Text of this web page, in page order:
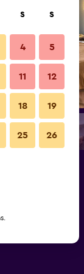
S S
4 5
11 12
18 19
25 26